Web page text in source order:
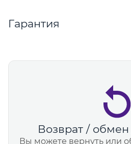
Гарантия
Возврат /
Вы можете вернуть или